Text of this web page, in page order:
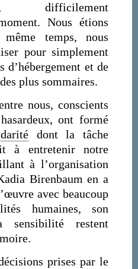
difficilement
Nous étions
temps, nous
pour simplement
et de
plus sommaires.
nous, conscients
ont formé
dont la tâche
à entretenir notre
à l’organisation
Birenbaum en a
avec beaucoup
humaines, son
sensibilité restent
prises par le